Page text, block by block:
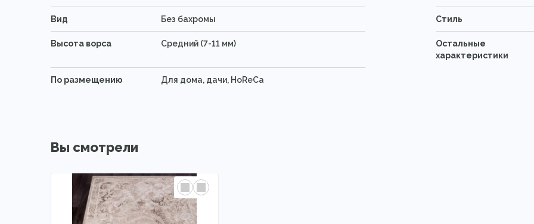
Вид Без бахромы Стиль
Высота ворса Средний (7-11 мм)
Остальные
характеристики
По размещению Для дома, дачи, HoReCa
Вы смотрели